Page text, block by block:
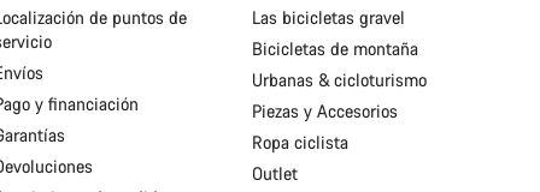
de puntos de
y financiación
Las bicicletas gravel
Bicicletas de montaña
Urbanas & cicloturismo
Piezas y Accesorios
Ropa ciclista
Outlet